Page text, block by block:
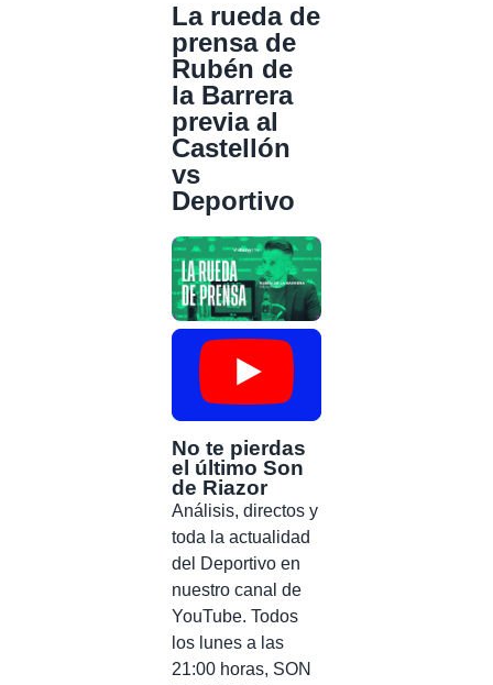
La rueda de
prensa de
Rubén de
la Barrera
previa al
Castellón
vs
Deportivo
No te pierdas
el último Son
de Riazor
Análisis, directos y
toda la actualidad
del Deportivo en
nuestro canal de
YouTube. Todos
los lunes a las
21:00 horas, SON